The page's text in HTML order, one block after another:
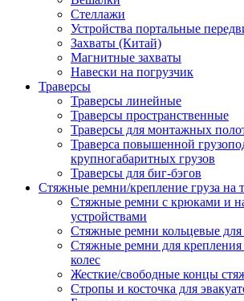
Стеллажи
Устройства портальные
Захваты (Китай)
Магнитные захваты
Навески на погрузчик
Траверсы
Траверсы линейные
Траверсы пространственные
Траверсы для монтажных
Траверса повышенной
крупногабаритных грузов
Траверсы для биг-бэгов
Стяжные ремни/крепление груза на
Стяжные ремни с крюками и
устройствами
Стяжные ремни кольцевые для
Стяжные ремни для
колес
Жесткие/свободные концы
Стропы и косточка для